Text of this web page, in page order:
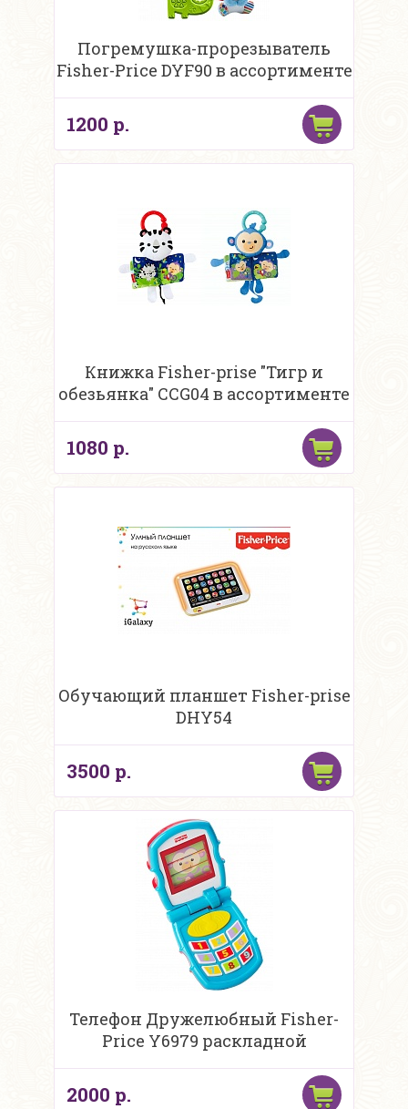
Погремушка-прорезыватель
Fisher-Price DYF90 в ассортименте
1200 р.
Книжка Fisher-prise "Тигр и
обезьянка" CCG04 в ассортименте
1080 р.
Обучающий планшет Fisher-prise
DHY54
3500 р.
Телефон Дружелюбный Fisher-
Price Y6979 раскладной
2000 р.